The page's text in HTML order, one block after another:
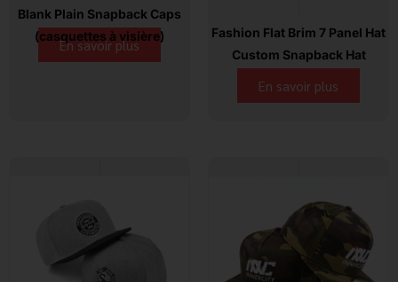
Blank Plain Snapback Caps
(casquettes à visière)
En savoir plus
Fashion Flat Brim 7 Panel Hat
Custom Snapback Hat
En savoir plus